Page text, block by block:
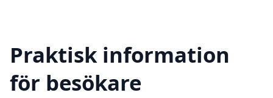
Praktisk information
för besökare